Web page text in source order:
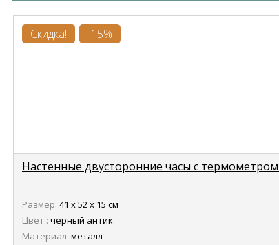
Скидка! -15%
Настенные двусторонние часы с
Размер: 41 х 52 х 15 см
Цвет : черный антик
Материал: металл